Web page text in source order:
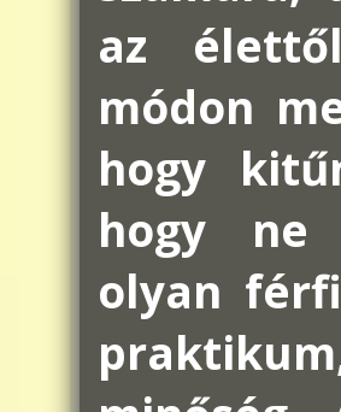
az
módon
hogy
hogy ne
olyan